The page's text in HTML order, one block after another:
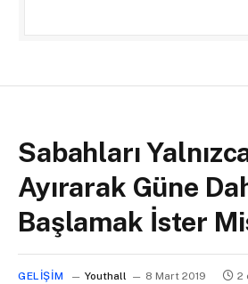
Sabahları
Ayırarak Güne
Başlamak İster
GELIŞIM Youthall 8 Mart 2019 2